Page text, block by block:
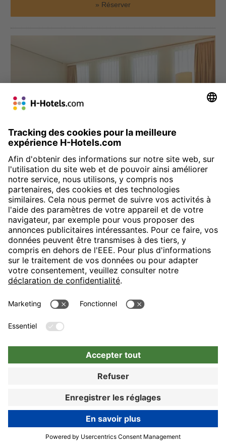
Réserver
München
H4 Hotel München Messe
L’hôtel H4 Hotel 4 étoiles est situé directement en face de la
foire de Munich et relié au centre-ville avec une ligne de métro
directe. Notre maison est un point de départ idéal pour votre
visite, votre voyage affaires ou votre séjour à Munich.
Réserver